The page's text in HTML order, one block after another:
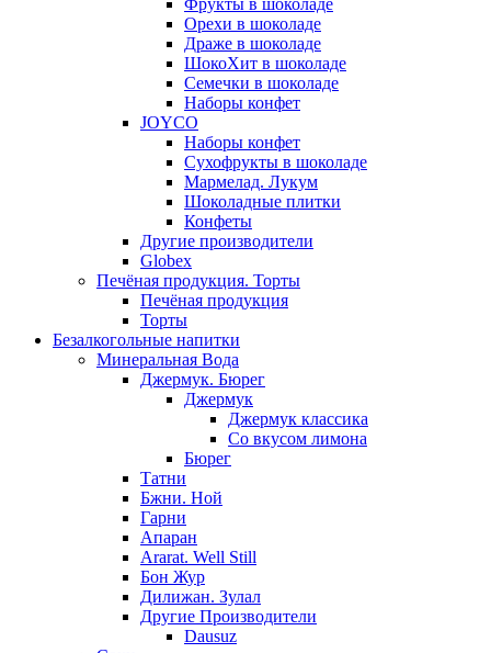
Фрукты в шоколаде
Орехи в шоколаде
Драже в шоколаде
ШокоХит в шоколаде
Семечки в шоколаде
Наборы конфет
JOYCO
Наборы конфет
Сухофрукты в шоколаде
Мармелад. Лукум
Шоколадные плитки
Конфеты
Другие производители
Globex
Печёная продукция. Торты
Печёная продукция
Торты
Безалкогольные напитки
Минеральная Вода
Джермук. Бюрег
Джермук
Джермук классика
Со вкусом лимона
Бюрег
Татни
Бжни. Ной
Гарни
Апаран
Ararat. Well Still
Бон Жур
Дилижан. Зулал
Другие Производители
Dausuz